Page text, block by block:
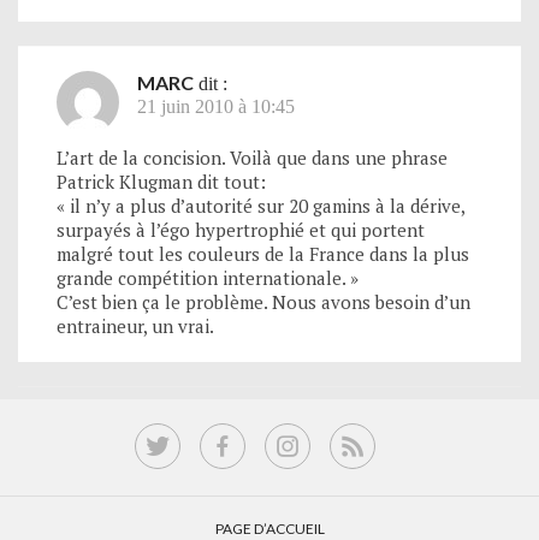
MARC dit :
21 juin 2010 à 10:45
L’art de la concision. Voilà que dans une phrase
Patrick Klugman dit tout:
« il n’y a plus d’autorité sur 20 gamins à la dérive,
surpayés à l’égo hypertrophié et qui portent
malgré tout les couleurs de la France dans la plus
grande compétition internationale. »
C’est bien ça le problème. Nous avons besoin d’un
entraineur, un vrai.
PAGE D’ACCUEIL